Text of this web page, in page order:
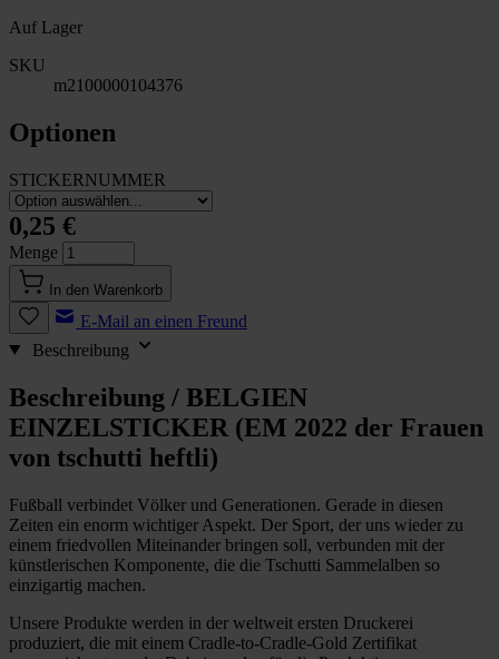
Auf Lager
SKU
m2100000104376
Optionen
STICKERNUMMER
0,25 €
Menge
In den Warenkorb
E-Mail an einen Freund
Beschreibung
Beschreibung / BELGIEN
EINZELSTICKER (EM 2022 der Frauen
von tschutti heftli)
Fußball verbindet Völker und Generationen. Gerade in diesen
Zeiten ein enorm wichtiger Aspekt. Der Sport, der uns wieder zu
einem friedvollen Miteinander bringen soll, verbunden mit der
künstlerischen Komponente, die die Tschutti Sammelalben so
einzigartig machen.
Unsere Produkte werden in der weltweit ersten Druckerei
produziert, die mit einem Cradle-to-Cradle-Gold Zertifikat